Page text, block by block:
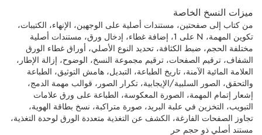
ميزات النسخ الخاصة
من كتاب إلى صفحتين، مستندات أصلية على الوجهين، الإنهاء، الكتيبات،
تكوين المهمة، N على 1، إضافة غطاء، إدخال ورق، مستندات أصلية
مختلفة الحجم، ضبط الكثافة، تحديد النوع الأصلي، أوراق غطاء الورق
الشفاف، ترقيم الصفحات، ترقيم مجموعة النسخ، الوضوح، إزالة الإطار،
العلامة المائية الآمنة، تاريخ الطباعة، التبديل، هامش التوثيق، الطباعة
والتحقق، الصور السلبية/الإيجابية، تكرار الصور، قوالب مهمة الدمج،
إشعار إتمام المهمة، الصورة المعكوسة، الطباعة على ورق علامات
التبويب، التخزين في علبة البريد، صورة متراكبة، نسخ بطاقة الهوية،
تجاوز الصفحات الفارغة، الكشف عن التغذية متعددة الورق لوحدة التغذية،
مستند أصلي ذو حجم حر